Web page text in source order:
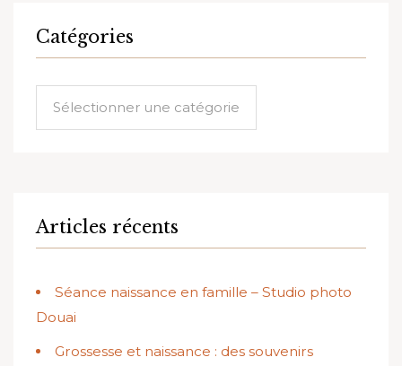
Catégories
Articles récents
Séance naissance en famille – Studio photo
Douai
Grossesse et naissance : des souvenirs